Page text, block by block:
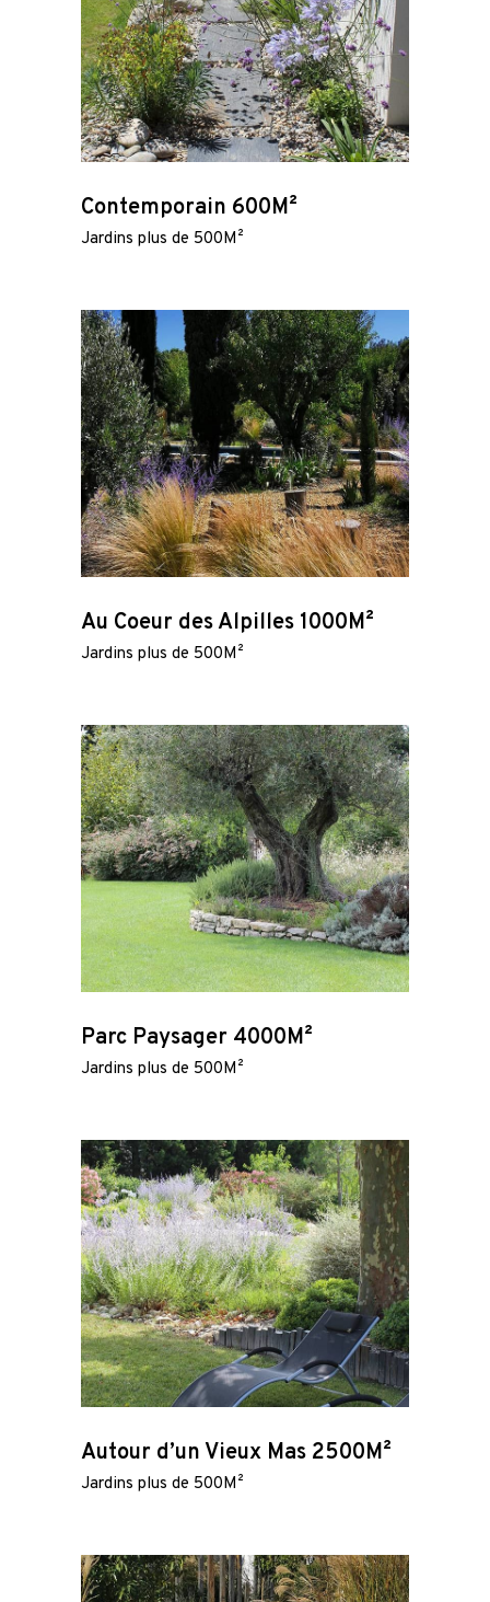
Contemporain 600M²
Jardins plus de 500M²
Au Coeur des Alpilles 1000M²
Jardins plus de 500M²
Parc Paysager 4000M²
Jardins plus de 500M²
Autour d’un Vieux Mas 2500M²
Jardins plus de 500M²